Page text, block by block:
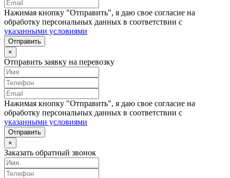
Нажимая кнопку "Отправить", я даю свое согласие на
обработку персональных данных в соответствии с
указанными условиями
Отправить
×
Отправить заявку на перевозку
Нажимая кнопку "Отправить", я даю свое согласие на
обработку персональных данных в соответствии с
указанными условиями
Отправить
×
Заказать обратный звонок